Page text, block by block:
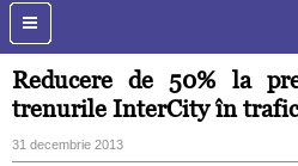
Reducere de 50% la
trenurile InterCity în
31 decembrie 2013